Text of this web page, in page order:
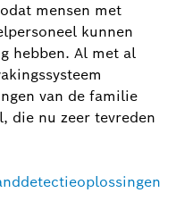
mensen met
kunnen
hebben. Al met al
van de familie
die nu zeer tevreden